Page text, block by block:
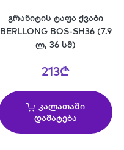
გრანიტის ტაფა ქვაბი
BERLLONG BOS-SH36 (7.9
ლ, 36 სმ)
213₾
კალათაში
დამატება